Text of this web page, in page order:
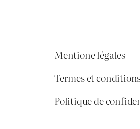
Mentione légales
Termes et conditions
Politique de